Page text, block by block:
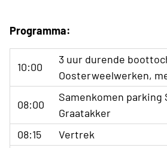
Programma:
10:00
3 uur durende
Oosterweelwerken,
08:00
Samenkomen parking
Graatakker
08:15
Vertrek